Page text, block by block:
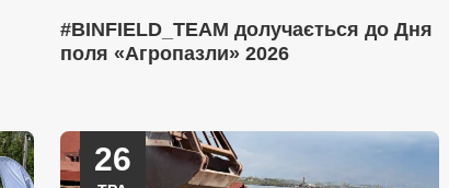
#BINFIELD_TEAM долучається до Дня
поля «Агропазли» 2026
26